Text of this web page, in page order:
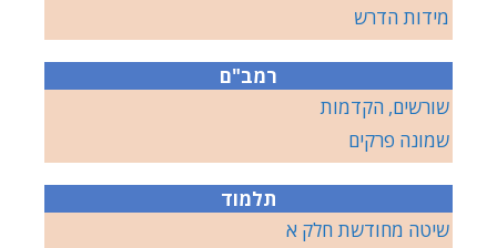
מידות הדרש
רמב"ם
שורשים, הקדמות
שמונה פרקים
תלמוד
שיטה מחודשת חלק א